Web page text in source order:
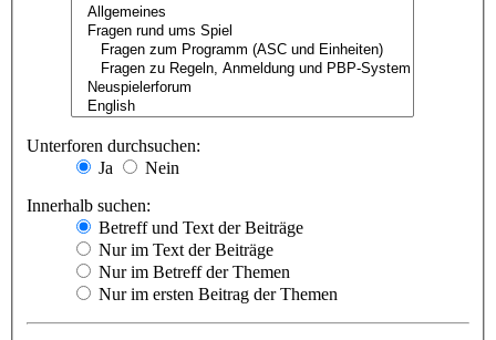
Unterforen durchsuchen:
Ja
Nein
Innerhalb suchen:
Betreff und Text der Beiträge
Nur im Text der Beiträge
Nur im Betreff der Themen
Nur im ersten Beitrag der Themen